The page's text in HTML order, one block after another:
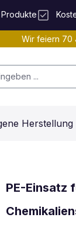
Wir feiern 70
Herstellung
PE-Einsatz